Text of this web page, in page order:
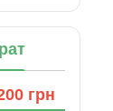
грн